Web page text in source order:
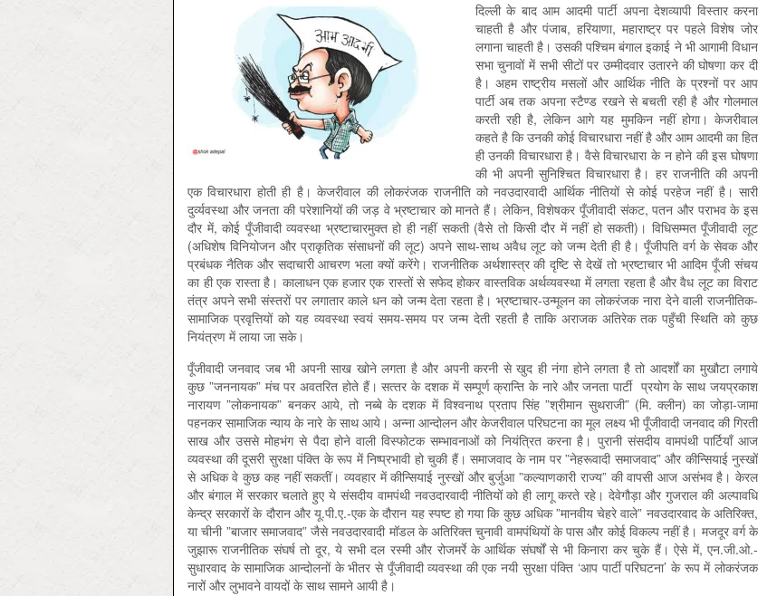
दिल्‍ली के बाद आम आदमी पार्टी अपना देशव्‍यापी विस्‍तार करना
चाहती है और पंजाब, हरियाणा, महाराष्‍ट्र पर पहले विशेष जोर
लगाना चाहती है। उसकी पश्चिम बंगाल इकाई ने भी आगामी विधान
सभा चुनावों में सभी सीटों पर उम्‍मीदवार उतारने की घोषणा कर दी
है। अहम राष्‍ट्रीय मसलों और आर्थिक नीति के प्रश्‍नों पर आप
पार्टी अब तक अपना स्‍टैण्‍ड रखने से बचती रही है और गोलमाल
करती रही है, लेकिन आगे यह मुमकिन नहीं होगा। केजरीवाल
कहते है कि उनकी कोई विचारधारा नहीं है और आम आदमी का हित
ही उनकी विचारधारा है। वैसे विचारधारा के न होने की इस घोषणा
की भी अपनी सुनिश्चित विचारधारा है। हर राजनीति की अपनी
एक विचारधारा होती ही है। केजरीवाल की लोकरंजक राजनीति को नवउदारवादी आर्थिक नीतियों से कोई परहेज नहीं है। सारी
दुर्व्‍यवस्‍था और जनता की परेशानियों की जड़ वे भ्रष्‍टाचार को मानते हैं। लेकिन, विशेषकर पूँजीवादी संकट, पतन और पराभव के इस
दौर में, कोई पूँजीवादी व्‍यवस्‍था भ्रष्‍टाचारमुक्‍त हो ही नहीं सकती (वैसे तो किसी दौर में नहीं हो सकती)। विधिसम्‍मत पूँजीवादी लूट
(अधिशेष विनियोजन और प्राकृतिक संसाधनों की लूट) अपने साथ-साथ अवैध लूट को जन्‍म देती ही है। पूँजीपति वर्ग के सेवक और
प्रबंधक नैतिक और सदाचारी आचरण भला क्‍यों करेंगे। राजनीतिक अर्थशास्‍त्र की दृष्टि से देखें तो भ्रष्‍टाचार भी आदिम पूँजी संचय
का ही एक रास्‍ता है। कालाधन एक हजार एक रास्‍तों से सफेद होकर वास्‍तविक अर्थव्‍यवस्‍था में लगता रहता है और वैध लूट का विराट
तंत्र अपने सभी संस्‍तरों पर लगातार काले धन को जन्‍म देता रहता है। भ्रष्‍टाचार-उन्‍मूलन का लोकरंजक नारा देने वाली राजनीतिक-
सामाजिक प्रवृत्तियों को यह व्‍यवस्‍था स्‍वयं समय-समय पर जन्‍म देती रहती है ताकि अराजक अतिरेक तक पहुँची स्थिति को कुछ
नियंत्रण में लाया जा सके।
पूँजीवादी जनवाद जब भी अपनी साख खोने लगता है और अपनी करनी से खुद ही नंगा होने लगता है तो आदर्शों का मुखौटा लगाये
कुछ ”जननायक” मंच पर अवतरित होते हैं। सत्‍तर के दशक में सम्‍पूर्ण क्रान्ति के नारे और जनता पार्टी प्रयोग के साथ जयप्रकाश
नारायण ”लोकनायक” बनकर आये, तो नब्‍बे के दशक में विश्‍वनाथ प्रताप सिंह ”श्रीमान सुथराजी” (मि. क्लीन) का जोड़ा-जामा
पहनकर सामाजिक न्‍याय के नारे के साथ आये। अन्‍ना आन्‍दोलन और केजरीवाल परिघटना का मूल लक्ष्‍य भी पूँजीवादी जनवाद की गिरती
साख और उससे मोहभंग से पैदा होने वाली विस्‍फोटक सम्‍भावनाओं को नियंत्रित करना है। पुरानी संसदीय वामपंथी पार्टियॉं आज
व्‍यवस्‍था की दूसरी सुरक्षा पंक्ति के रूप में निष्‍प्रभावी हो चुकी हैं। समाजवाद के नाम पर ”नेहरूवादी समाजवाद” और कीन्सियाई नुस्‍खों
से अधिक वे कुछ कह नहीं सकतीं। व्‍यवहार में कीन्सियाई नुस्‍खों और बुर्जुआ ”कल्‍याणकारी राज्‍य” की वापसी आज असंभव है। केरल
और बंगाल में सरकार चलाते हुए ये संसदीय वामपंथी नवउदारवादी नीतियों को ही लागू करते रहे। देवेगौड़ा और गुजराल की अल्‍पावधि
केन्‍द्र सरकारों के दौरान और यू.पी.ए.-एक के दौरान यह स्‍पष्‍ट हो गया कि कुछ अधिक ”मानवीय चेहरे वाले” नवउदारवाद के अतिरिक्‍त,
या चीनी ”बाजार समाजवाद” जैसे नवउदारवादी मॉडल के अतिरिक्‍त चुनावी वामपंथियों के पास और कोई विकल्‍प नहीं है। मजदूर वर्ग के
जुझारू राजनीतिक संघर्ष तो दूर, ये सभी दल रस्‍मी और रोजमर्रे के आर्थिक संघर्षों से भी किनारा कर चुके हैं। ऐसे में, एन.जी.ओ.-
सुधारवाद के सामाजिक आन्‍दोलनों के भीतर से पूँजीवादी व्‍यवस्‍था की एक नयी सुरक्षा पंक्ति ‘आप पार्टी परिघटना’ के रूप में लोकरंजक
नारों और लुभावने वायदों के साथ सामने आयी है।